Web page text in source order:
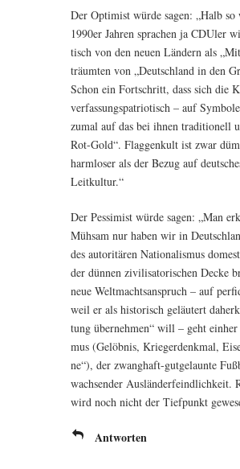
Der Opti­mist wür­de sagen: „Halb
1990er Jah­ren spra­chen ja CDU­ler
tisch von den neu­en Län­dern als
träum­ten von „Deutsch­land in den
Schon ein Fort­schritt, dass sich die
ver­fas­sungs­pa­trio­tisch – auf
zumal auf das bei ihnen tra­di­tio­nell
Rot-Gold“. Flag­gen­kult ist zwar
harm­lo­ser als der Bezug auf
Leitkultur.“
Der Pes­si­mist wür­de sagen: „Man
Müh­sam nur haben wir in
des auto­ri­tä­ren Natio­na­lis­mus
der dün­nen zivi­li­sa­to­ri­schen Decke
neue Welt­machts­an­spruch – auf
weil er als his­to­risch geläu­tert
tung über­neh­men“ will – geht
mus (Gelöb­nis, Krie­ger­denk­mal,
ne“), der zwang­haft-gut­ge­laun­te
wach­sen­der Aus­län­der­feind­lich­keit.
wird noch nicht der Tief­punkt
Antworten